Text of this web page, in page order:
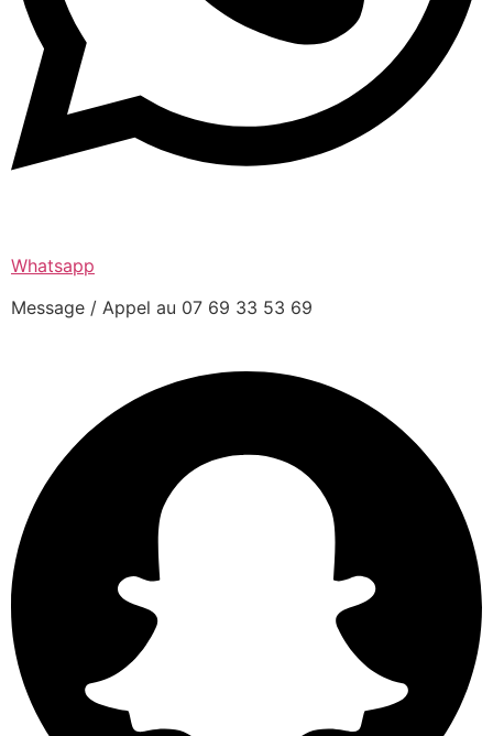
Whatsapp
Message / Appel au 07 69 33 53 69